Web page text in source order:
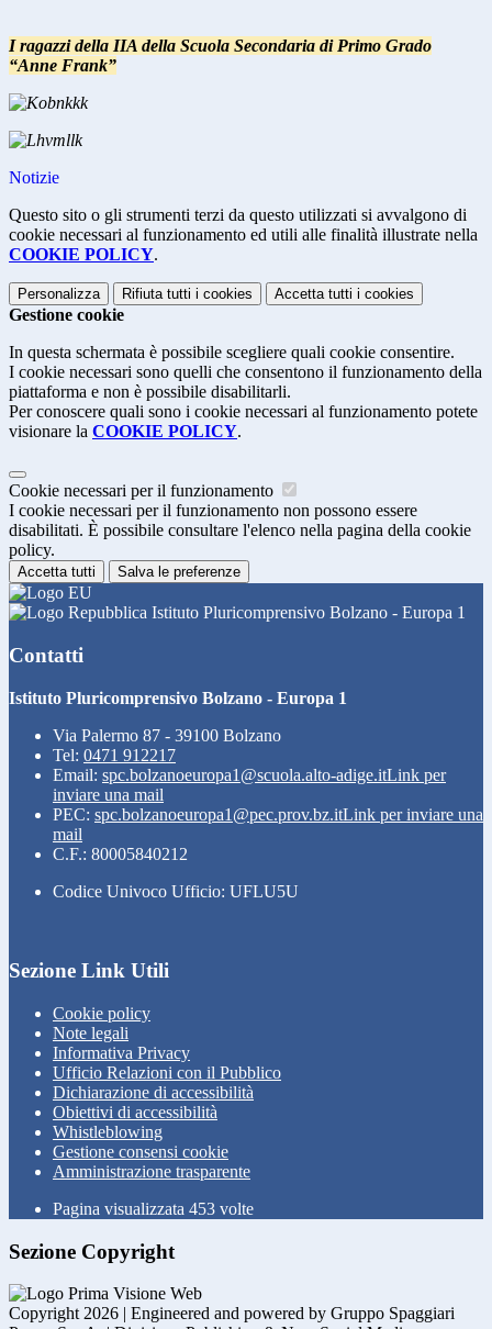
I ragazzi della IIA della Scuola Secondaria di Primo Grado
“Anne Frank”
Notizie
Questo sito o gli strumenti terzi da questo utilizzati si avvalgono di
cookie necessari al funzionamento ed utili alle finalità illustrate nella
COOKIE POLICY.
Personalizza Rifiuta tutti i cookies Accetta tutti i cookies
Gestione cookie
In questa schermata è possibile scegliere quali cookie consentire.
I cookie necessari sono quelli che consentono il funzionamento della
piattaforma e non è possibile disabilitarli.
Per conoscere quali sono i cookie necessari al funzionamento potete
visionare la COOKIE POLICY.
Cookie necessari per il funzionamento
I cookie necessari per il funzionamento non possono essere
disabilitati. È possibile consultare l'elenco nella pagina della cookie
policy.
Accetta tutti Salva le preferenze
Istituto Pluricomprensivo Bolzano - Europa 1
Contatti
Istituto Pluricomprensivo Bolzano - Europa 1
Via Palermo 87 - 39100 Bolzano
Tel: 0471 912217
Email: spc.bolzanoeuropa1@scuola.alto-adige.itLink per
inviare una mail
PEC: spc.bolzanoeuropa1@pec.prov.bz.itLink per inviare una
mail
C.F.: 80005840212
Codice Univoco Ufficio: UFLU5U
Sezione Link Utili
Cookie policy
Note legali
Informativa Privacy
Ufficio Relazioni con il Pubblico
Dichiarazione di accessibilità
Obiettivi di accessibilità
Whistleblowing
Gestione consensi cookie
Amministrazione trasparente
Pagina visualizzata 453 volte
Sezione Copyright
Copyright 2026 | Engineered and powered by Gruppo Spaggiari